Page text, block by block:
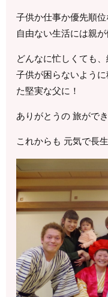
子供か仕事か優先順
自由ない生活には親
どんなに忙しくても
子供が困らないよう
た堅実な父に！
ありがとうの 旅がで
これからも 元気で長